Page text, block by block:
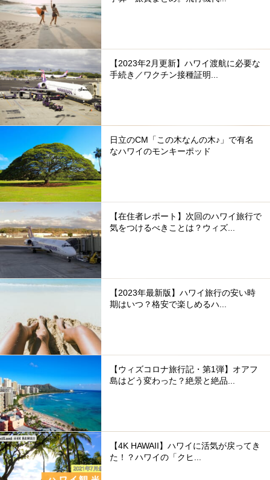
【2023年2月更新】ハワイ渡航に必要な
手続き／ワクチン接種証明...
日立のCM「この木なんの木♪」で有名
なハワイのモンキーポッド
【在住者レポート】次回のハワイ旅行で
気をつけるべきことは？ウィズ...
【2023年最新版】ハワイ旅行の安い時
期はいつ？格安で楽しめるハ...
【ウィズコロナ旅行記・第1弾】オアフ
島はどう変わった？絶景と絶品...
【4K HAWAII】ハワイに活気が戻ってき
た！？ハワイの「クヒ...